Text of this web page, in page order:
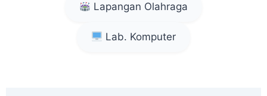
Lapangan Olahraga
Lab. Komputer